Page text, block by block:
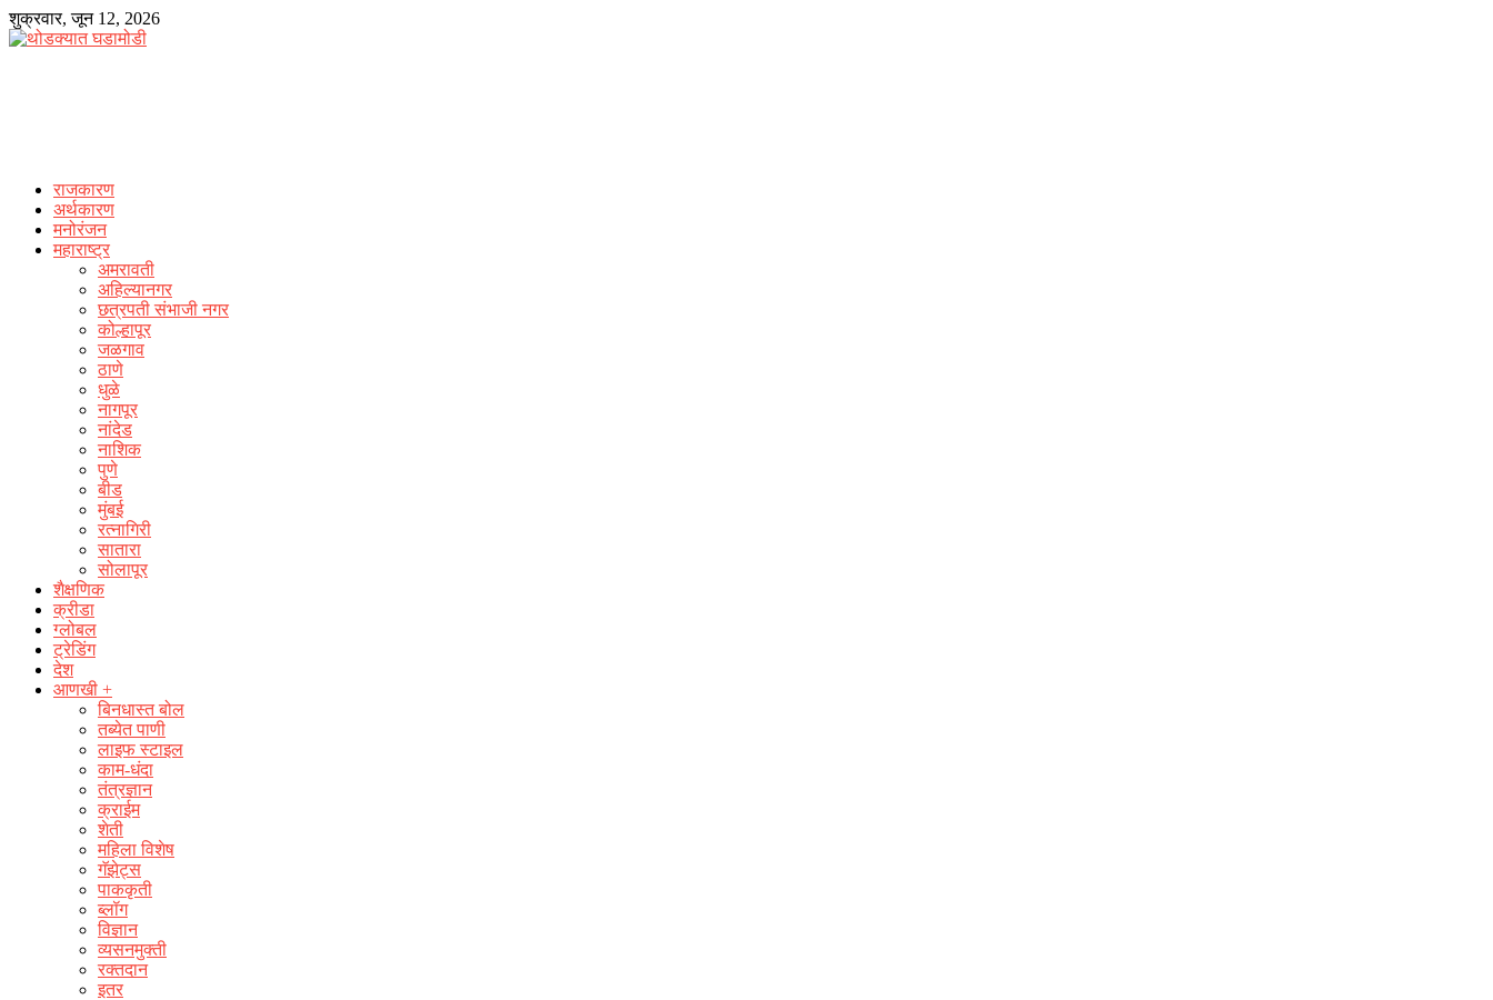
Skip
to
शुक्रवार, जून 12, 2026
राजकारण
अर्थकारण
मनोरंजन
महाराष्ट्र
अमरावती
अहिल्यानगर
छत्रपती संभाजी नगर
कोल्हापूर
जळगाव
ठाणे
धुळे
नागपूर
नांदेड
नाशिक
पुणे
बीड
मुंबई
रत्नागिरी
सातारा
सोलापूर
शैक्षणिक
क्रीडा
ग्लोबल
ट्रेडिंग
देश
आणखी +
बिनधास्त बोल
तब्येत पाणी
लाइफ स्टाइल
काम-धंदा
तंत्रज्ञान
क्राईम
शेती
महिला विशेष
गॅझेट्स
पाककृती
ब्लॉग
विज्ञान
व्यसनमुक्ती
रक्‍तदान
इतर